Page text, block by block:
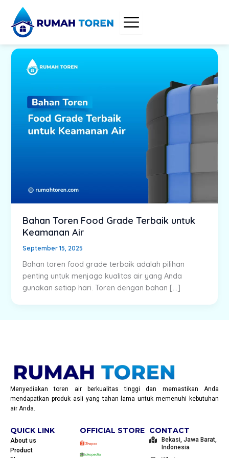
content
Bahan Toren Food Grade Terbaik untuk
Keamanan Air
September 15, 2025
Bahan toren food grade terbaik adalah pilihan
penting untuk menjaga kualitas air yang Anda
gunakan setiap hari. Toren dengan bahan […]
Menyediakan toren air berkualitas tinggi dan memastikan Anda
mendapatkan produk asli yang tahan lama untuk memenuhi kebutuhan
air Anda.
QUICK LINK
About us
Product
OFFICIAL STORE CONTACT
Bekasi, Jawa Barat,
Indonesia